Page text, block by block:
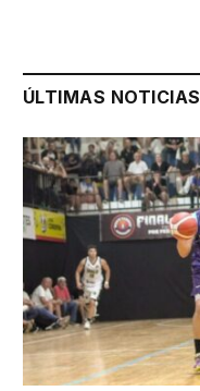
ÚLTIMAS NOTICIAS